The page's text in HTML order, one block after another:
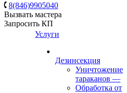
8(846)9905040
Вызвать мастера
Запросить КП
Услуги
Дезинсекция
Уничтожение
тараканов —
Обработка от